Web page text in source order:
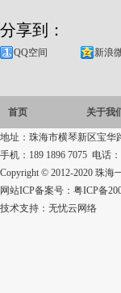
分享到：
QQ空间 新浪
首页 关于我
地址：珠海市横琴新区宝华
手机：189 1896 7075 电话
Copyright © 2012-2020 珠海
网站ICP备案号： 粤ICP备
技术支持： 无忧云网络